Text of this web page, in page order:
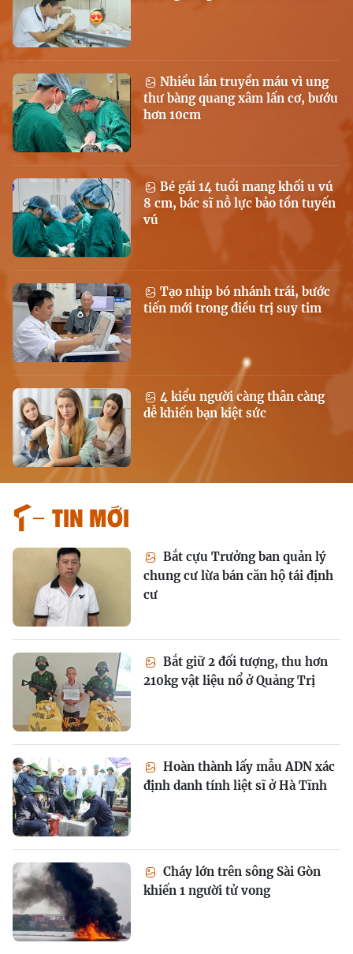
Nhiều lần truyền máu vì ung
thư bàng quang xâm lấn cơ, bướu
hơn 10cm
Bé gái 14 tuổi mang khối u vú
8 cm, bác sĩ nỗ lực bảo tồn tuyến
vú
Tạo nhịp bó nhánh trái, bước
tiến mới trong điều trị suy tim
4 kiểu người càng thân càng
dễ khiến bạn kiệt sức
Tin mới
Bắt cựu Trưởng ban quản lý
chung cư lừa bán căn hộ tái định
cư
Bắt giữ 2 đối tượng, thu hơn
210kg vật liệu nổ ở Quảng Trị
Hoàn thành lấy mẫu ADN xác
định danh tính liệt sĩ ở Hà Tĩnh
Cháy lớn trên sông Sài Gòn
khiến 1 người tử vong